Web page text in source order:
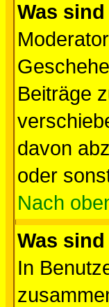
Was
Beiträge
davon
oder
Nach
Was
In